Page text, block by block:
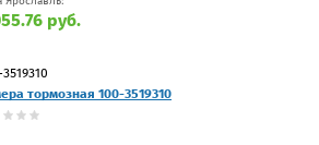
руб.
тормозная 100-3519310